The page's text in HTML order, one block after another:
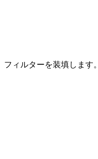
フィルターを装填します。